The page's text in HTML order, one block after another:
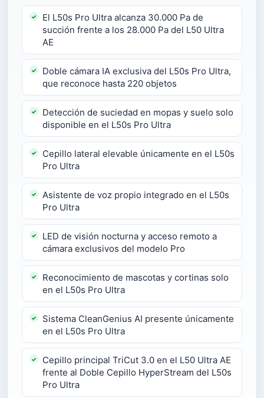
El L50s Pro Ultra alcanza 30.000 Pa de
succión frente a los 28.000 Pa del L50 Ultra
AE
Doble cámara IA exclusiva del L50s Pro Ultra,
que reconoce hasta 220 objetos
Detección de suciedad en mopas y suelo solo
disponible en el L50s Pro Ultra
Cepillo lateral elevable únicamente en el L50s
Pro Ultra
Asistente de voz propio integrado en el L50s
Pro Ultra
LED de visión nocturna y acceso remoto a
cámara exclusivos del modelo Pro
Reconocimiento de mascotas y cortinas solo
en el L50s Pro Ultra
Sistema CleanGenius AI presente únicamente
en el L50s Pro Ultra
Cepillo principal TriCut 3.0 en el L50 Ultra AE
frente al Doble Cepillo HyperStream del L50s
Pro Ultra